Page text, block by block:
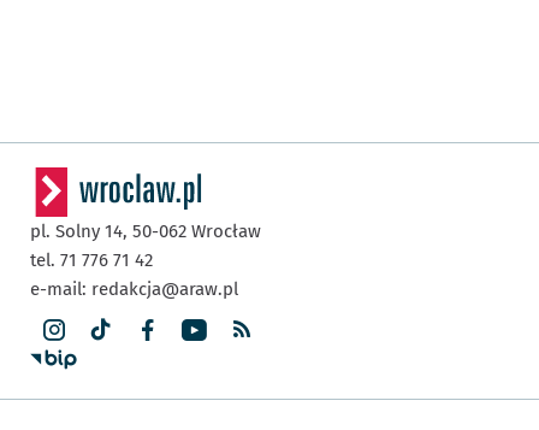
pl. Solny 14, 50-062 Wrocław
tel. 71 776 71 42
e-mail: redakcja@araw.pl